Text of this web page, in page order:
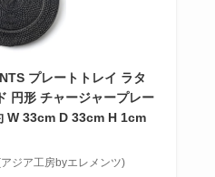
プレートトレイ ラタ
円形 チャージャープレー
W 33cm D 33cm H 1cm
ジア工房byエレメンツ)